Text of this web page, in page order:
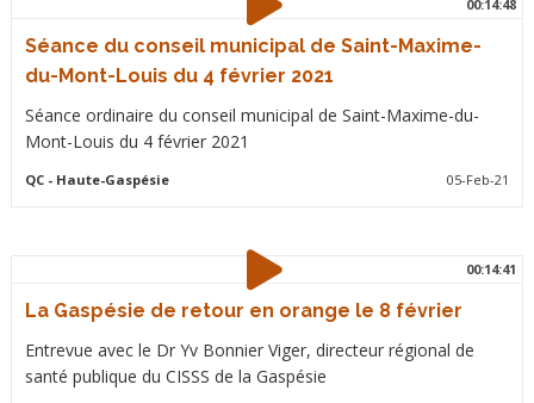
00:14:48
Séance du conseil municipal de Saint-Maxime-
du-Mont-Louis du 4 février 2021
Séance ordinaire du conseil municipal de Saint-Maxime-du-
Mont-Louis du 4 février 2021
QC- Haute-Gaspésie 05-Feb-21
00:14:41
La Gaspésie de retour en orange le 8 février
Entrevue avec le Dr Yv Bonnier Viger, directeur régional de
santé publique du CISSS de la Gaspésie